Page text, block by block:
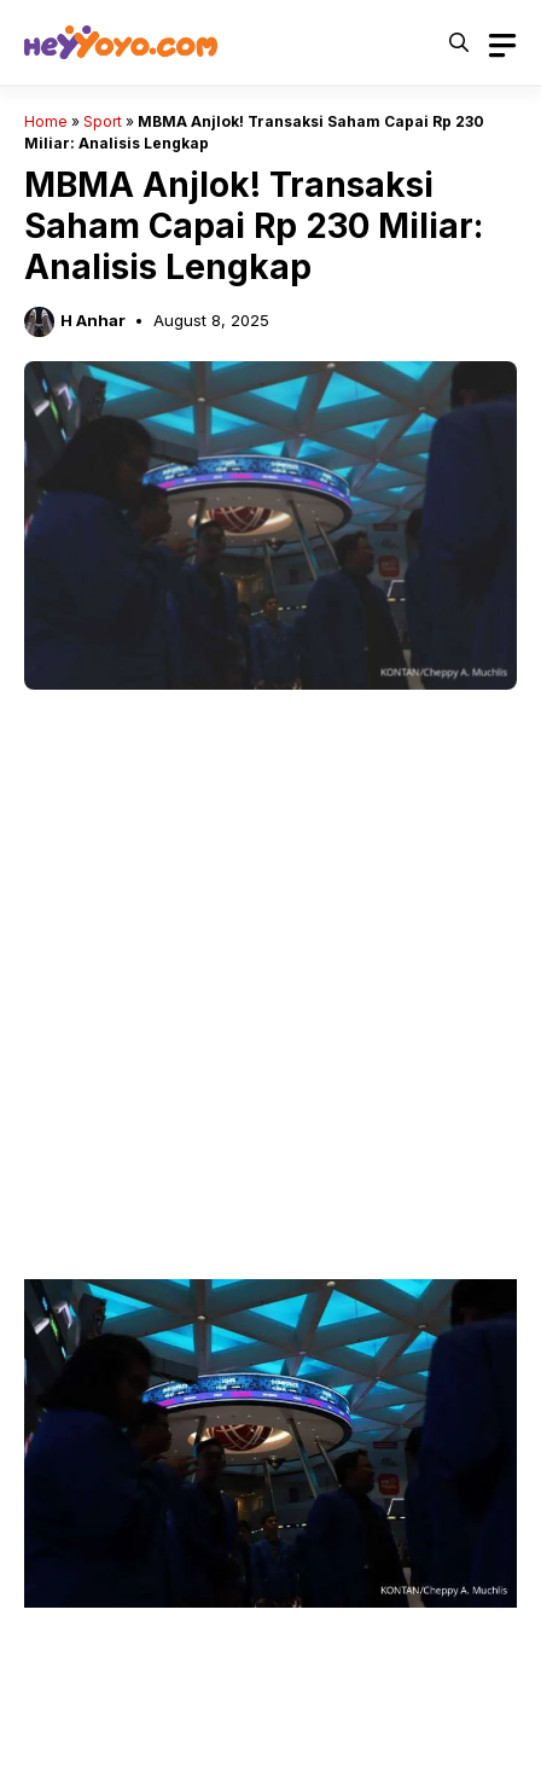
Home » Sport » MBMA Anjlok! Transaksi Saham Capai Rp 230
Miliar: Analisis Lengkap
MBMA Anjlok! Transaksi
Saham Capai Rp 230 Miliar:
Analisis Lengkap
H Anhar August 8, 2025